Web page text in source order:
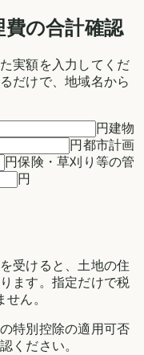
費の合計確認
実額を入力してくだ
だけで、地域名から
円建物
円 都市計画
円保険・草刈り等の管
円
受けると、土地の住
ます。指定だけで税
ん。
特別控除の適用可否
ください。